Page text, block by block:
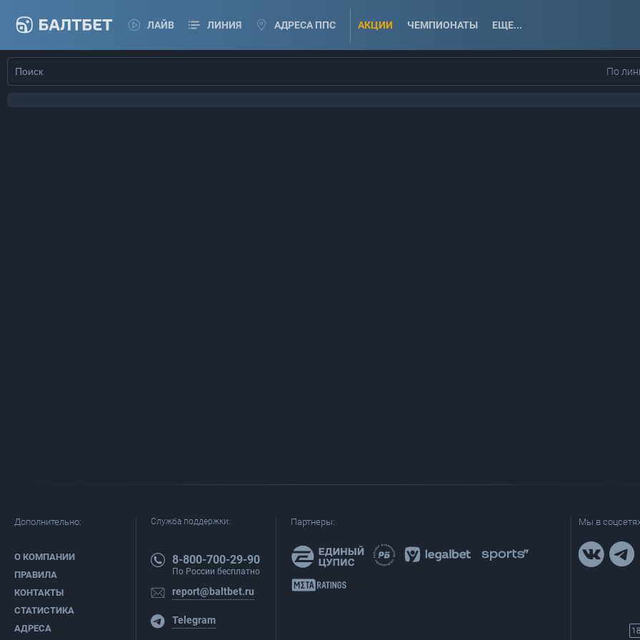
ЛАЙВ ЛИНИЯ АДРЕСА ППС АКЦИИ ЧЕМПИОНАТЫ ЕЩЕ...
По
Дополнительно:
О КОМПАНИИ
ПРАВИЛА
КОНТАКТЫ
СТАТИСТИКА
АДРЕСА
Служба поддержки:
8-800-700-29-90
По России бесплатно
report@baltbet.ru
Telegram
Партнеры: Мы в